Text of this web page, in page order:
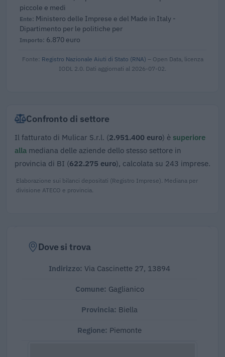
piccole e medi
Ministero delle Imprese e del Made in Italy -
Dipartimento per le politiche per
6.870 euro
Fonte: Registro Nazionale Aiuti di Stato (RNA) – Open Data, licenza
IODL 2.0. Dati aggiornati al 2026-07-02.
Confronto di settore
Il fatturato di Mulicar S.r.l. (2.951.400 euro) è superiore
alla mediana delle aziende dello stesso settore in
provincia di BI (622.275 euro), calcolata su 243 imprese.
Elaborazione sui bilanci depositati (Registro Imprese). Mediana per
divisione ATECO e provincia.
Dove si trova
Indirizzo: Via Cascinette 27, 13894
Comune: Gaglianico
Provincia: Biella
Regione: Piemonte